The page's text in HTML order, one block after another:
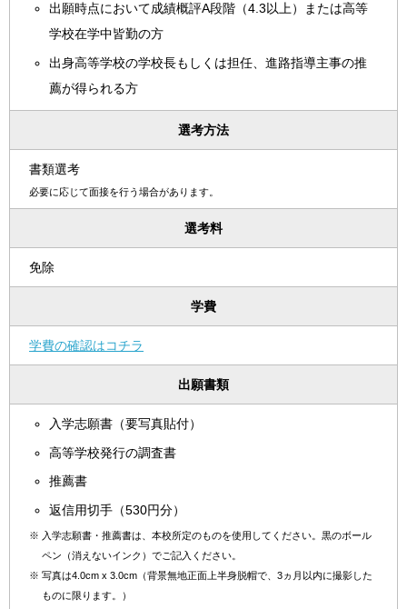
出願時点において成績概評A段階（4.3以上）または高等
学校在学中皆勤の方
出身高等学校の学校長もしくは担任、進路指導主事の推
薦が得られる方
選考方法
書類選考
必要に応じて面接を行う場合があります。
選考料
免除
学費
学費の確認はコチラ
出願書類
入学志願書（要写真貼付）
高等学校発行の調査書
推薦書
返信用切手（530円分）
※ 入学志願書・推薦書は、本校所定のものを使用してください。黒のボール
ペン（消えないインク）でご記入ください。
※ 写真は4.0cm x 3.0cm（背景無地正面上半身脱帽で、3ヵ月以内に撮影した
ものに限ります。）